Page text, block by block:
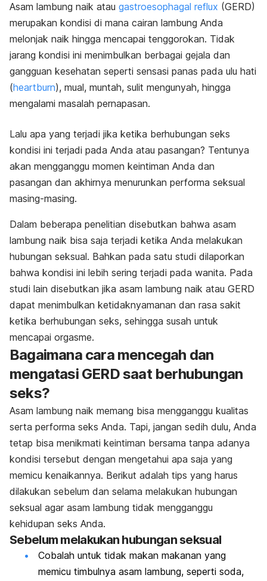
Asam lambung naik atau gastroesophagal reflux (GERD)
merupakan kondisi di mana cairan lambung Anda
melonjak naik hingga mencapai tenggorokan. Tidak
jarang kondisi ini menimbulkan berbagai gejala dan
gangguan kesehatan seperti sensasi panas pada ulu hati
(heartburn), mual, muntah, sulit mengunyah, hingga
mengalami masalah pernapasan.
Lalu apa yang terjadi jika ketika berhubungan seks
kondisi ini terjadi pada Anda atau pasangan? Tentunya
akan mengganggu momen keintiman Anda dan
pasangan dan akhirnya menurunkan performa seksual
masing-masing.
Dalam beberapa penelitian disebutkan bahwa asam
lambung naik bisa saja terjadi ketika Anda melakukan
hubungan seksual. Bahkan pada satu studi dilaporkan
bahwa kondisi ini lebih sering terjadi pada wanita. Pada
studi lain disebutkan jika asam lambung naik atau GERD
dapat menimbulkan ketidaknyamanan dan rasa sakit
ketika berhubungan seks, sehingga susah untuk
mencapai orgasme.
Bagaimana cara mencegah dan
mengatasi GERD saat berhubungan
seks?
Asam lambung naik memang bisa mengganggu kualitas
serta performa seks Anda. Tapi, jangan sedih dulu, Anda
tetap bisa menikmati keintiman bersama tanpa adanya
kondisi tersebut dengan mengetahui apa saja yang
memicu kenaikannya. Berikut adalah tips yang harus
dilakukan sebelum dan selama melakukan hubungan
seksual agar asam lambung tidak mengganggu
kehidupan seks Anda.
Sebelum melakukan hubungan seksual
Cobalah untuk tidak makan makanan yang
memicu timbulnya asam lambung, seperti soda,